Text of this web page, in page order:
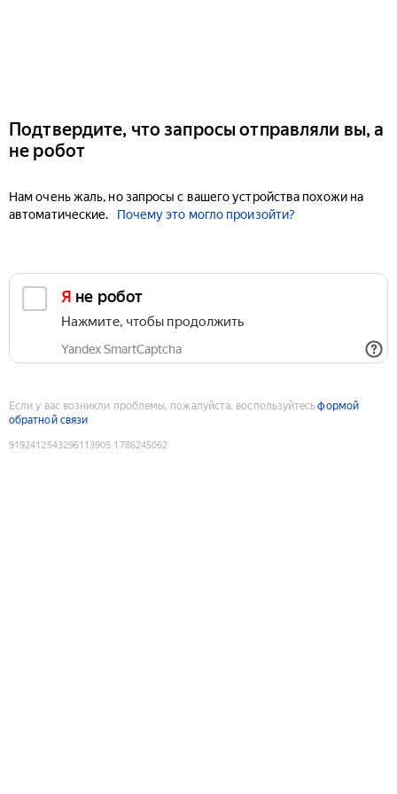
Подтвердите, что запросы отправляли вы, а
не робот
Нам очень жаль, но запросы с вашего устройства похожи на
автоматические.
Почему это могло произойти?
Я не робот
Нажмите, чтобы продолжить
Yandex SmartCaptcha
Если у вас возникли проблемы, пожалуйста, воспользуйтесьформой
обратной связи
9192412543296113905:1786245062